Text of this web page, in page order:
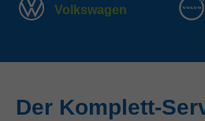
Volkswagen
Der Komplett-